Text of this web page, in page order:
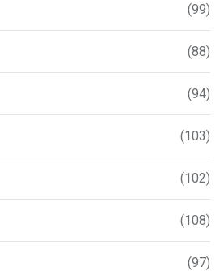
(99)
(88)
(94)
(103)
(102)
(108)
(97)